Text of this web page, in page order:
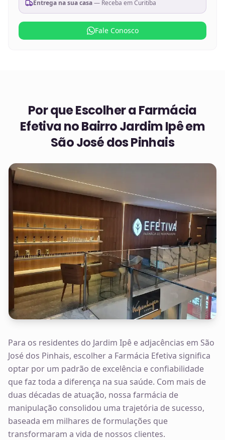
Entrega na sua casa— Receba emCuritiba
Fale Conosco
Por que Escolher a Farmácia
Efetiva noBairro Jardim Ipê em
São José dos Pinhais
Para os residentes do Jardim Ipê e adjacências em São
José dos Pinhais, escolher a Farmácia Efetiva significa
optar por um padrão de excelência e confiabilidade
que faz toda a diferença na sua saúde. Com mais de
duas décadas de atuação, nossa farmácia de
manipulação consolidou uma trajetória de sucesso,
baseada em milhares de formulações que
transformaram a vida de nossos clientes.